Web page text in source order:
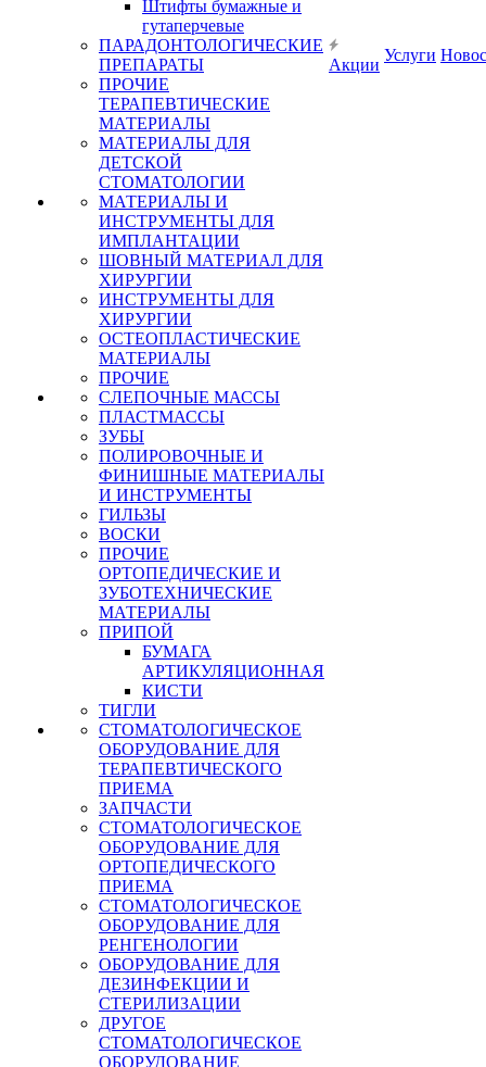
Штифты бумажные и
гутаперчевые
ПАРАДОНТОЛОГИЧЕСКИЕ
ПРЕПАРАТЫ
ПРОЧИЕ
ТЕРАПЕВТИЧЕСКИЕ
МАТЕРИАЛЫ
МАТЕРИАЛЫ ДЛЯ
ДЕТСКОЙ
СТОМАТОЛОГИИ
МАТЕРИАЛЫ И
ИНСТРУМЕНТЫ ДЛЯ
ИМПЛАНТАЦИИ
ШОВНЫЙ МАТЕРИАЛ ДЛЯ
ХИРУРГИИ
ИНСТРУМЕНТЫ ДЛЯ
ХИРУРГИИ
ОСТЕОПЛАСТИЧЕСКИЕ
МАТЕРИАЛЫ
ПРОЧИЕ
СЛЕПОЧНЫЕ МАССЫ
ПЛАСТМАССЫ
ЗУБЫ
ПОЛИРОВОЧНЫЕ И
ФИНИШНЫЕ МАТЕРИАЛЫ
И ИНСТРУМЕНТЫ
ГИЛЬЗЫ
ВОСКИ
ПРОЧИЕ
ОРТОПЕДИЧЕСКИЕ И
ЗУБОТЕХНИЧЕСКИЕ
МАТЕРИАЛЫ
ПРИПОЙ
БУМАГА
АРТИКУЛЯЦИОННАЯ
КИСТИ
ТИГЛИ
СТОМАТОЛОГИЧЕСКОЕ
ОБОРУДОВАНИЕ ДЛЯ
ТЕРАПЕВТИЧЕСКОГО
ПРИЕМА
ЗАПЧАСТИ
СТОМАТОЛОГИЧЕСКОЕ
ОБОРУДОВАНИЕ ДЛЯ
ОРТОПЕДИЧЕСКОГО
ПРИЕМА
СТОМАТОЛОГИЧЕСКОЕ
ОБОРУДОВАНИЕ ДЛЯ
РЕНГЕНОЛОГИИ
ОБОРУДОВАНИЕ ДЛЯ
ДЕЗИНФЕКЦИИ И
СТЕРИЛИЗАЦИИ
ДРУГОЕ
СТОМАТОЛОГИЧЕСКОЕ
ОБОРУДОВАНИЕ
Акции
Услуги